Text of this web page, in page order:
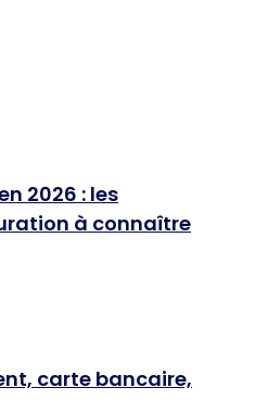
2026 : les
à connaître
carte bancaire,